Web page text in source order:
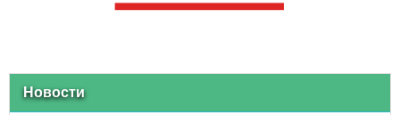
Новости